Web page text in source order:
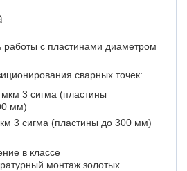
работы с пластинами диаметром
сварных точек:
3 сигма (пластины
мм)
3 сигма (пластины до 300 мм)
в классе
монтаж золотых